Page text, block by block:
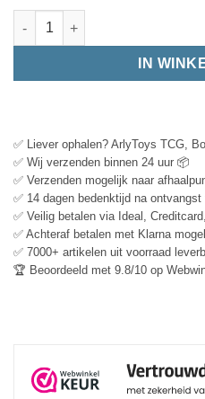
IN
✅ Liever ophalen? ArlyToys TCG,
✅ Wij verzenden binnen 24 uur 📦
✅ Verzenden mogelijk naar
✅ 14 dagen bedenktijd na
✅ Veilig betalen via Ideal,
✅ Achteraf betalen met Klarna
✅ 7000+ artikelen uit voorraad
🏆 Beoordeeld met 9.8/10 op